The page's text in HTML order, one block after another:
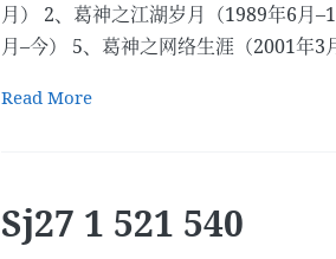
月） 2、葛神之江湖岁月（1989年6月
月–今） 5、葛神之网络生涯（2001年
Read More
Sj27 1 521 540